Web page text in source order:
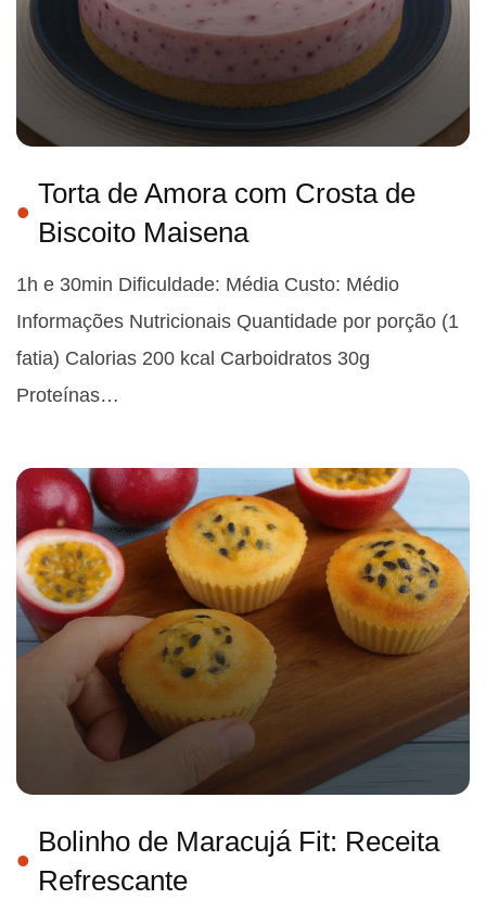
Torta de Amora com Crosta de
Biscoito Maisena
1h e 30min Dificuldade: Média Custo: Médio
Informações Nutricionais Quantidade por porção (1
fatia) Calorias 200 kcal Carboidratos 30g
Proteínas…
Bolinho de Maracujá Fit: Receita
Refrescante